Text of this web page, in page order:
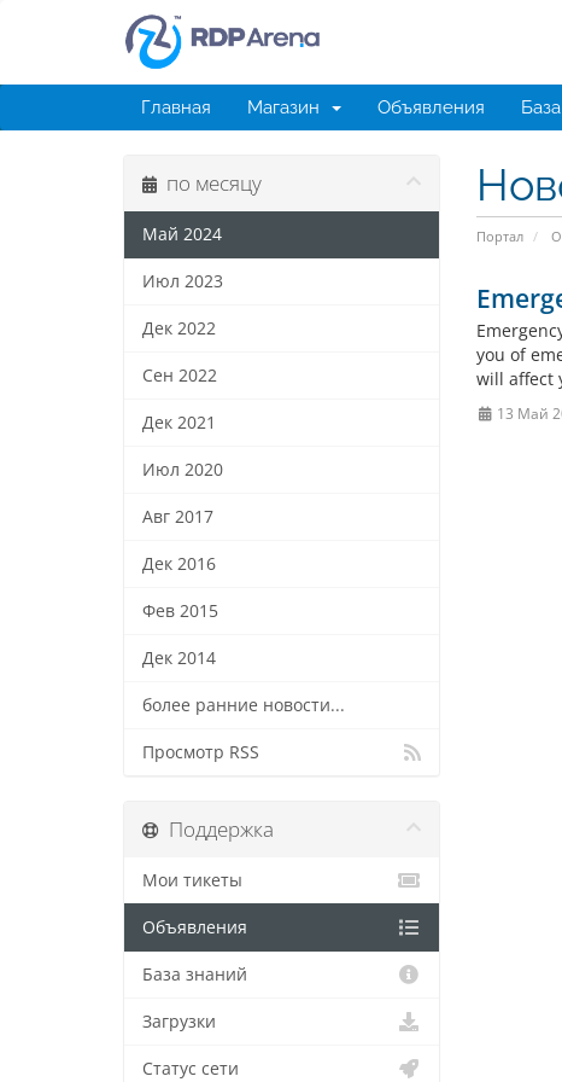
Главная Магазин Объявления
Портал
по месяцу
Май 2024
Июл 2023
Дек 2022
Сен 2022
Дек 2021
Июл 2020
Авг 2017
Дек 2016
Фев 2015
Дек 2014
более ранние новости...
Просмотр RSS
you of
will affect
13 Май
Поддержка
Мои тикеты
Объявления
База знаний
Загрузки
Статус сети